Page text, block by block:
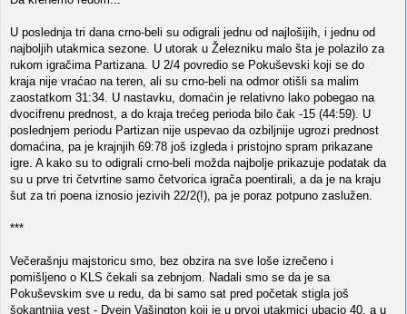
U poslednja tri dana crno-beli su odigrali jednu od najlošijih, i jednu od
najboljih utakmica sezone. U utorak u Železniku malo šta je polazilo za
rukom igračima Partizana. U 2/4 povredio se Pokuševski koji se do
kraja nije vraćao na teren, ali su crno-beli na odmor otišli sa malim
zaostatkom 31:34. U nastavku, domaćin je relativno lako pobegao na
dvocifrenu prednost, a do kraja trećeg perioda bilo čak -15 (44:59). U
poslednjem periodu Partizan nije uspevao da ozbiljnije ugrozi prednost
domaćina, pa je krajnjih 69:78 još izgleda i pristojno spram prikazane
igre. A kako su to odigrali crno-beli možda najbolje prikazuje podatak da
su u prve tri četvrtine samo četvorica igrača poentirali, a da je na kraju
šut za tri poena iznosio jezivih 22/2(!), pa je poraz potpuno zaslužen.
***
Večerašnju majstoricu smo, bez obzira na sve loše izrečeno i
pomišljeno o KLS čekali sa zebnjom. Nadali smo se da je sa
Pokuševskim sve u redu, da bi samo sat pred početak stigla još
šokantnija vest - Dvejn Vašington koji je u prvoj utakmici ubacio 40, a u